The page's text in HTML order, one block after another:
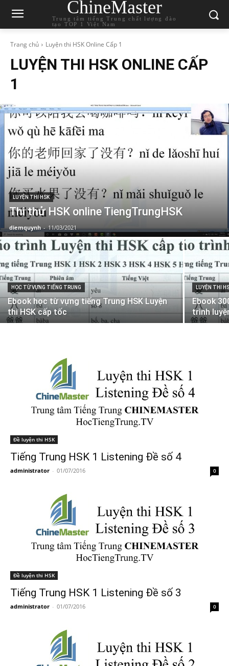
ChineMaster
Trung tâm tiếng Trung chất lượng đào
tạo TOP 1 Việt Nam
Trang chủ Luyện thi HSK Online Cấp 1
LUYỆN THI HSK ONLINE CẤP
1
LUYỆN THI HSK
Thi thử HSK online TiengTrungHSK
diemquynh - 11/03/2021
HỌC TỪ VỰNG TIẾNG TRUNG
Ebook học từ vựng tiếng Trung HSK Luyện
thi HSK cấp tốc
LUYỆN THI
Ebook
trình
Đề luyện thi HSK
Tiếng Trung HSK 1 Listening Đề số 4
administrator - 01/07/2016 0
Đề luyện thi HSK
Tiếng Trung HSK 1 Listening Đề số 3
administrator - 01/07/2016 0